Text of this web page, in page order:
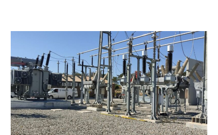
una
Máquina
Rotativa
y
para
qué